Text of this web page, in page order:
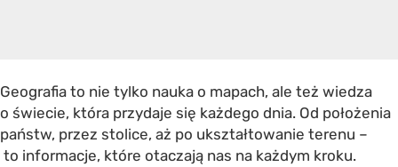
Geografia to nie tylko nauka o mapach, ale też wiedza
o świecie, która przydaje się każdego dnia. Od położenia
państw, przez stolice, aż po ukształtowanie terenu –
to informacje, które otaczają nas na każdym kroku.